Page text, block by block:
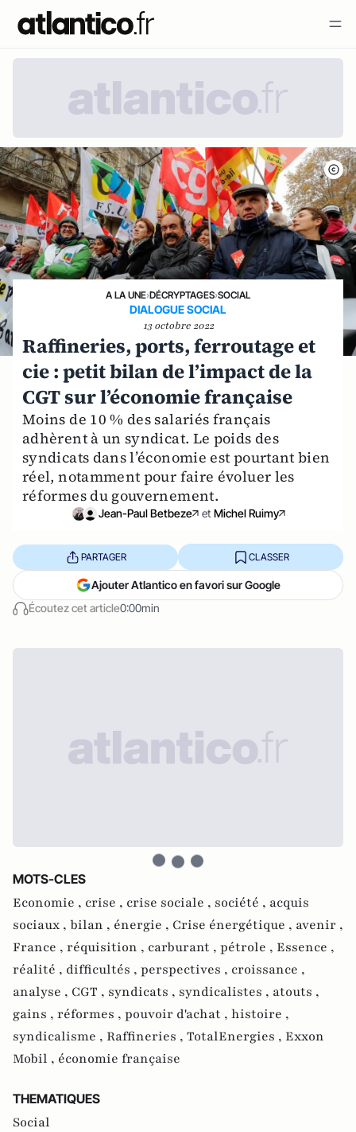
A LA UNE›DÉCRYPTAGES›SOCIAL
DIALOGUE SOCIAL
13 octobre 2022
Raffineries, ports, ferroutage et
cie : petit bilan de l’impact de la
CGT sur l’économie française
Moins de 10 % des salariés français
adhèrent à un syndicat. Le poids des
syndicats dans l’économie est pourtant bien
réel, notamment pour faire évoluer les
réformes du gouvernement.
Jean-Paul Betbeze et Michel Ruimy
Écoutez cet article0:00min
PARTAGER CLASSER
Ajouter Atlantico en favori sur Google
MOTS-CLES
Economie , crise , crise sociale , société , acquis
sociaux , bilan , énergie , Crise énergétique , avenir ,
France , réquisition , carburant , pétrole , Essence ,
réalité , difficultés , perspectives , croissance ,
analyse , CGT , syndicats , syndicalistes , atouts ,
gains , réformes , pouvoir d'achat , histoire ,
syndicalisme , Raffineries , TotalEnergies , Exxon
Mobil , économie française
THEMATIQUES
Social